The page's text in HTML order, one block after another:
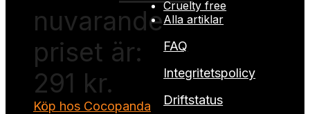
nuvarande
priset är:
291 kr.
Köp hos Cocopanda
Cruelty free
Alla artiklar
FAQ
Integritetspolicy
Driftstatus